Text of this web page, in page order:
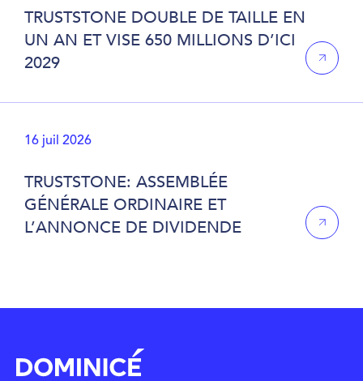
TRUSTSTONE DOUBLE DE TAILLE EN
UN AN ET VISE 650 MILLIONS D’ICI
2029
16 juil 2026
TRUSTSTONE: ASSEMBLÉE
GÉNÉRALE ORDINAIRE ET
L’ANNONCE DE DIVIDENDE